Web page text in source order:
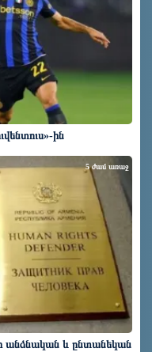
ին
անձնական և ընտանեկան
5 ժամ առաջ